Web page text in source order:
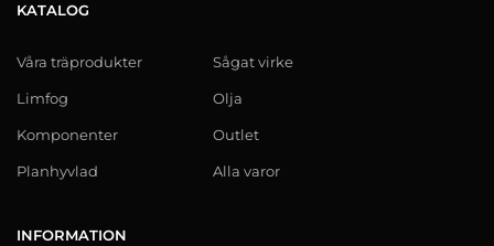
KATALOG
Våra träprodukter
Limfog
Komponenter
Planhyvlad
Sågat virke
Olja
Outlet
Alla varor
INFORMATION